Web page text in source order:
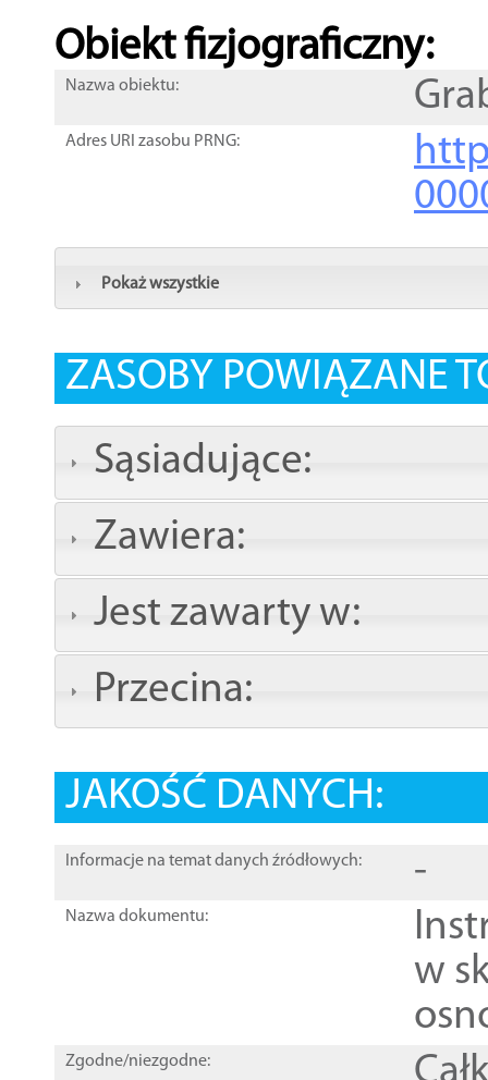
Obiekt fizjograficzny:
Nazwa obiektu:
Adres URI zasobu PRNG:
Pokaż wszystkie
ZASOBY POWIĄZANE
Sąsiadujące:
Zawiera:
Jest zawarty w:
Przecina:
JAKOŚĆ DANYCH:
Informacje na temat danych źródłowych: -
Nazwa dokumentu:
w
Zgodne/niezgodne: